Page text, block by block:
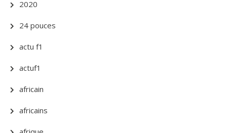
2020
24 pouces
actu f1
actuf1
africain
africains